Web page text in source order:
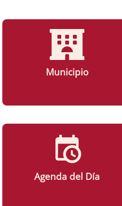
Municipio
Agenda del Día